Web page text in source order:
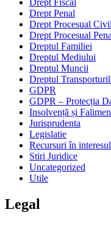
Drept Penal
Drept Procesual Civil
Drept Procesual
Dreptul Familiei
Dreptul Mediului
Dreptul Muncii
Dreptul
GDPR
GDPR – Protecția
Insolvență și
Jurisprudenta
Legislatie
Recursuri în
Stiri Juridice
Uncategorized
Utile
Legal